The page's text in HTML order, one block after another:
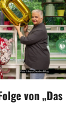
von „Das